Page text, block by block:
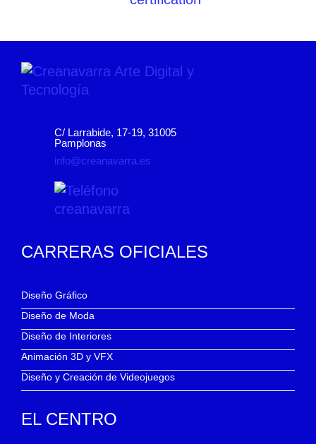
C/ Larrabide, 17-19, 31005
Pamplonas
info@creanavarra.es
CARRERAS OFICIALES
Diseño Gráfico
Diseño de Moda
Diseño de Interiores
Animación 3D y VFX
Diseño y Creación de Videojuegos
EL CENTRO